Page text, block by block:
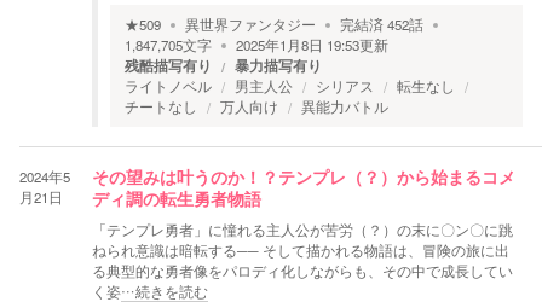
★509 異世界ファンタジー 完結済452話
1,847,705文字 2025年1月8日 19:53更新
残酷描写有り 暴力描写有り
ライトノベル 男主人公 シリアス
転生なし
チートなし
万人向け 異能力バトル
2024年5
月21日
その望みは叶うのか！？テンプレ（？）から始まるコメ
ディ調の転生勇者物語
「テンプレ勇者」に憧れる主人公が苦労（？）の末に〇ン〇に跳
ねられ意識は暗転する── そして描かれる物語は、冒険の旅に出
る典型的な勇者像をパロディ化しながらも、その中で成長してい
く姿…続きを読む